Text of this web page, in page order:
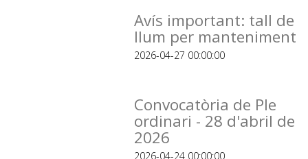
Avís important: tall de
llum per manteniment
2026-04-27 00:00:00
Convocatòria de Ple
ordinari - 28 d'abril de
2026
2026-04-24 00:00:00